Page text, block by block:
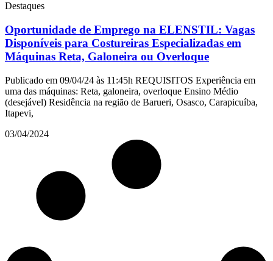
Destaques
Oportunidade de Emprego na ELENSTIL: Vagas
Disponíveis para Costureiras Especializadas em
Máquinas Reta, Galoneira ou Overloque
Publicado em 09/04/24 às 11:45h REQUISITOS Experiência em
uma das máquinas: Reta, galoneira, overloque Ensino Médio
(desejável) Residência na região de Barueri, Osasco, Carapicuíba,
Itapevi,
03/04/2024